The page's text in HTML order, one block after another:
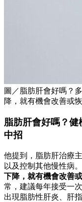
圖／脂肪肝會好嗎？
降，就有機會改善或
脂肪肝會好嗎？
中招
他提到，脂肪肝治療
以及控制其他慢性病。
下降，就有機會改善或
常，建議每年接受一
出現脂肪性肝炎、肝